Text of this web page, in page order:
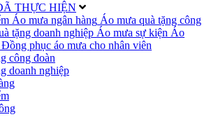
THỰC HIỆN
Áo mưa ngân hàng Áo mưa quà tặng công
tặng doanh nghiệp Áo mưa sự kiện Áo
Đồng phục áo mưa cho nhân viên
công đoàn
doanh nghiệp